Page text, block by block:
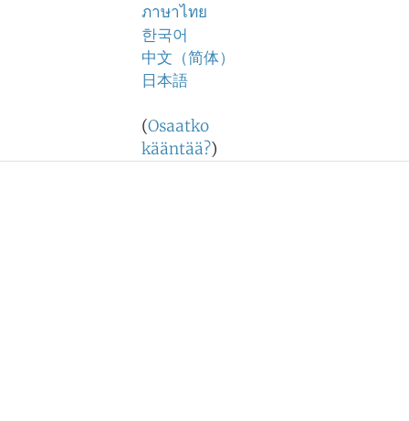
ภาษาไทย
한국어
中文（简体）
日本語
(Osaatko
kääntää?)